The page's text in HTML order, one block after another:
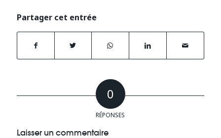
Partager cet entrée
0
RÉPONSES
Laisser un commentaire